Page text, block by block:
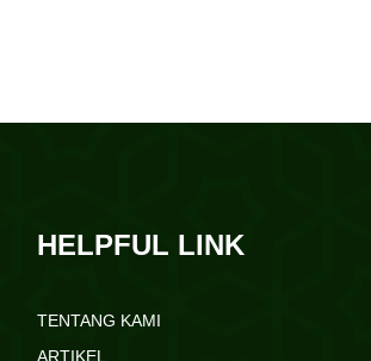
HELPFUL LINK
TENTANG KAMI
ARTIKEL